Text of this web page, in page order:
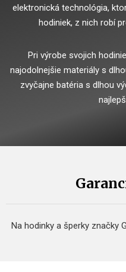
elektronická technológia,
hodiniek, z nich robí
Pri výrobe svojich
najodolnejšie materiály s
zvyčajne batéria s dlhou
Na hodinky a šperky značky